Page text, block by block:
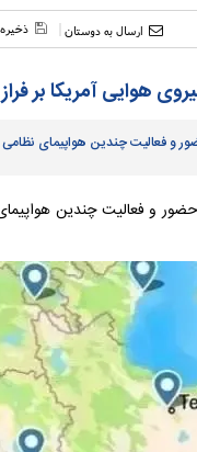
ارسال به دوستان
هوایی آمریکا بر
و فعالیت چندین هواپیمای
و فعالیت چندین